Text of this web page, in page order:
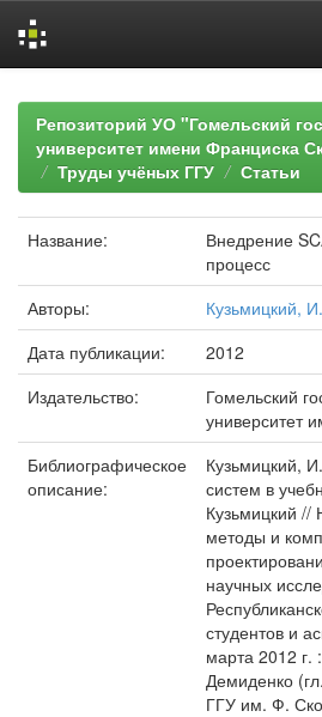
navigationРепозиторий УО "Гомельский
университет имени Франциска
Труды учёных ГГУ
Статьи
Название:
Внедрение
процесс
Авторы:
Кузьмицкий,
Дата публикации:
2012
Издательство:
Гомельский
университет
Библиографическое
описание:
Кузьмицкий,
систем в
Кузьмицкий //
методы и
научных
студентов и
марта 2012
Демиденко
ГГУ им. Ф.